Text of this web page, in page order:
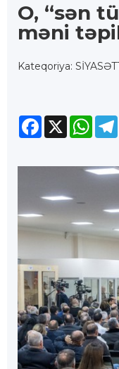
O, “sən
məni
Kateqoriya: SİYASƏT
Facebook
X